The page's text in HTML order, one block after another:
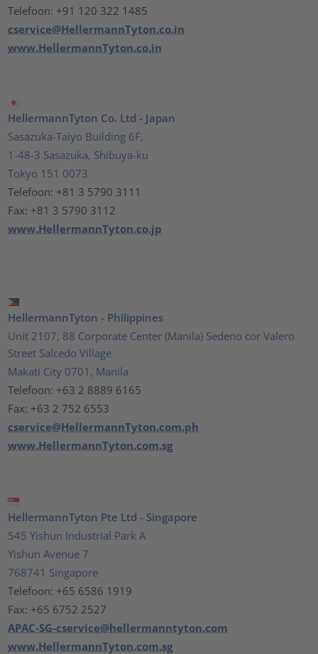
Telefoon: +91 120 322 1485
cservice@HellermannTyton.co.in
www.HellermannTyton.co.in
HellermannTyton Co. Ltd - Japan
Sasazuka-Taiyo Building 6F,
1-48-3 Sasazuka, Shibuya-ku
Tokyo 151 0073
Telefoon: +81 3 5790 3111
Fax: +81 3 5790 3112
www.HellermannTyton.co.jp
HellermannTyton - Philippines
Unit 2107, 88 Corporate Center (Manila) Sedeno cor Valero
Street Salcedo Village
Makati City 0701, Manila
Telefoon: +63 2 8889 6165
Fax: +63 2 752 6553
cservice@HellermannTyton.com.ph
www.HellermannTyton.com.sg
HellermannTyton Pte Ltd - Singapore
545 Yishun Industrial Park A
Yishun Avenue 7
768741 Singapore
Telefoon: +65 6586 1919
Fax: +65 6752 2527
APAC-SG-cservice@hellermanntyton.com
www.HellermannTyton.com.sg